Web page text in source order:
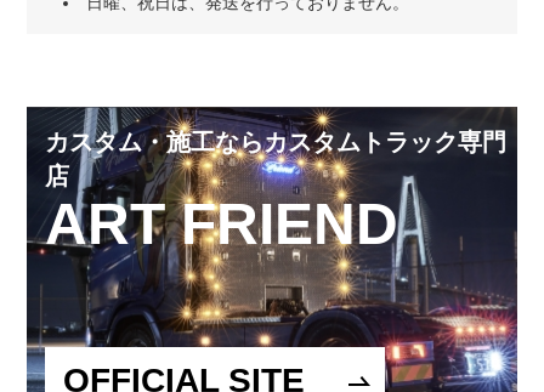
カスタム・施工ならカスタムトラック専門
店
ART FRIEND
OFFICIAL SITE